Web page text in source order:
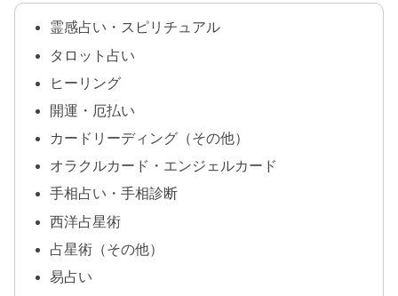
霊感占い・スピリチュアル
タロット占い
ヒーリング
開運・厄払い
カードリーディング（その他）
オラクルカード・エンジェルカード
手相占い・手相診断
西洋占星術
占星術（その他）
易占い